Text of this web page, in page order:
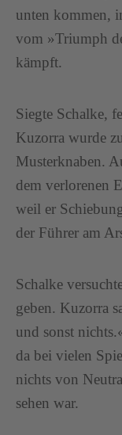
unten kommen,
vom »Triumph
kämpft.
Siegte Schalke,
Kuzorra wurde
Musterknaben.
dem verlorenen
weil er
der Führer am
Schalke
geben. Kuzorra
und sonst
da bei vielen
nichts von
sehen war.